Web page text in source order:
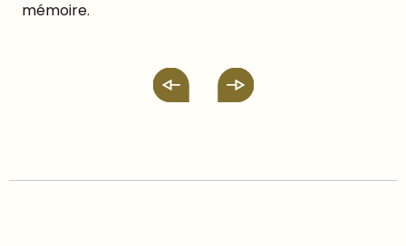
mémoire.